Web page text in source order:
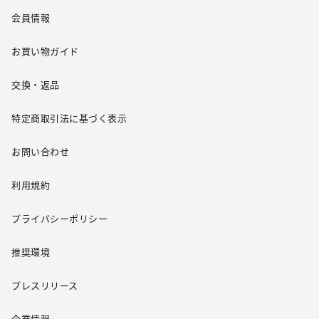
会員情報
お買い物ガイド
交換・返品
特定商取引法に基づく表示
お問い合わせ
利用規約
プライバシーポリシー
推奨環境
プレスリリース